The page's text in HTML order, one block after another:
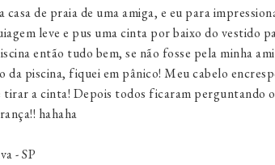
casa de praia de uma amiga, e eu para
leve e pus uma cinta por baixo do vestido
então tudo bem, se não fosse pela minha
piscina, fiquei em pânico! Meu cabelo
tirar a cinta! Depois todos ficaram perguntando
hahaha
- SP